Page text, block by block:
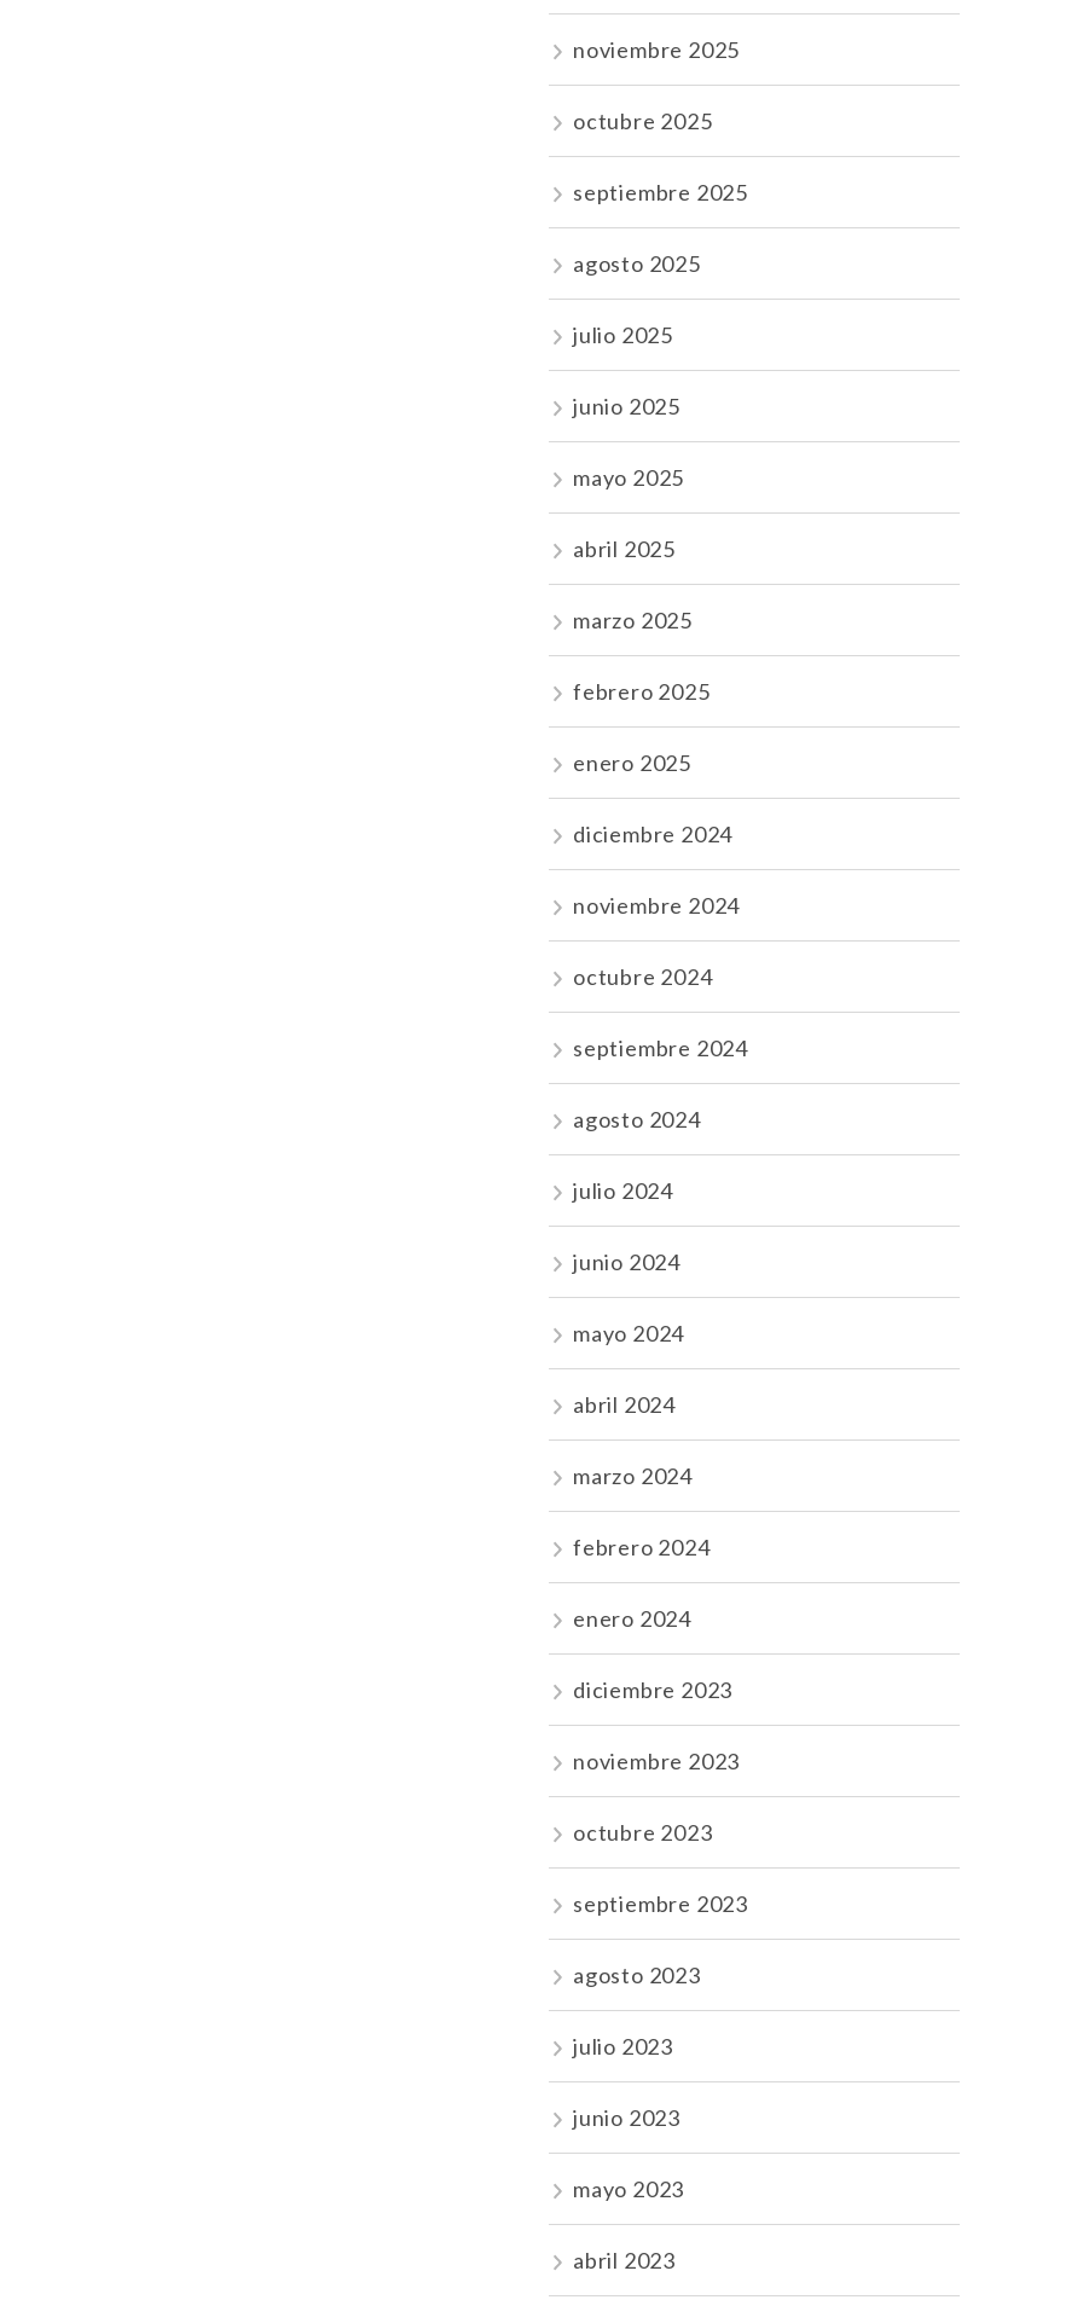
noviembre 2025
octubre 2025
septiembre 2025
agosto 2025
julio 2025
junio 2025
mayo 2025
abril 2025
marzo 2025
febrero 2025
enero 2025
diciembre 2024
noviembre 2024
octubre 2024
septiembre 2024
agosto 2024
julio 2024
junio 2024
mayo 2024
abril 2024
marzo 2024
febrero 2024
enero 2024
diciembre 2023
noviembre 2023
octubre 2023
septiembre 2023
agosto 2023
julio 2023
junio 2023
mayo 2023
abril 2023